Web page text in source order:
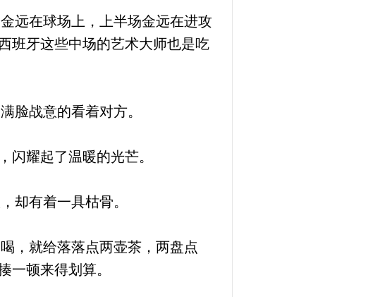
远在球场上，上半场金远在进攻
班牙这些中场的艺术大师也是吃
脸战意的看着对方。
闪耀起了温暖的光芒。
却有着一具枯骨。
，就给落落点两壶茶，两盘点
一顿来得划算。